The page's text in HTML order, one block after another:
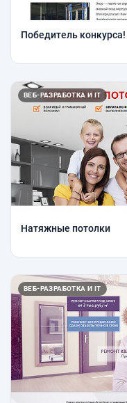
Победитель конкурса!
ВЕБ-РАЗРАБОТКА И IT
Натяжные потолки
ВЕБ-РАЗРАБОТКА И IT